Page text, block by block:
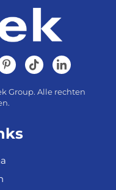
Group. Alle rechten